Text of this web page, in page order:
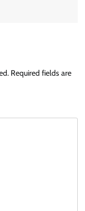
Required fields are